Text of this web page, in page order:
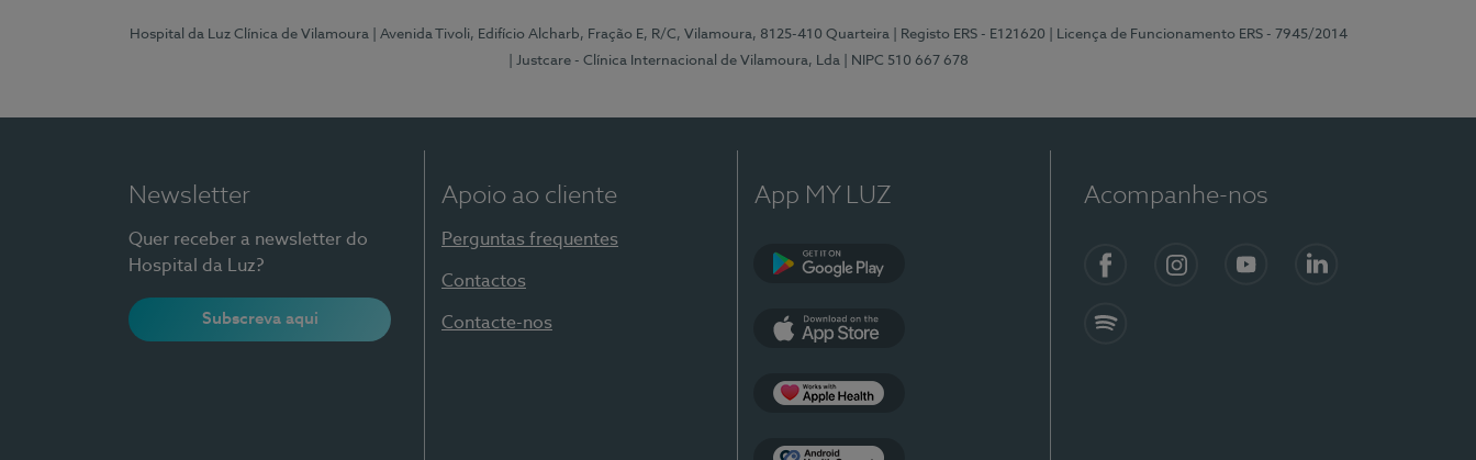
Hospital da Luz Clínica de Vilamoura | Avenida Tivoli, Edifício Alcharb, Fração E, R/C, Vilamoura, 8125-410 Quarteira | Registo ERS - E121620
| Licença de Funcionamento ERS - 7945/2014
| Justcare - Clínica Internacional de Vilamoura, Lda
| NIPC 510 667 678
Newsletter
Quer receber a newsletter do
Hospital da Luz?
Subscreva aqui
Apoio ao cliente
Perguntas frequentes
Contactos
Contacte-nos
App MY LUZ Acompanhe-nos